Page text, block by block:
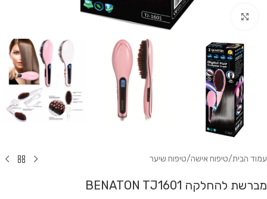
עמוד הבית/טיפוח אישה/טיפוח שיער
מברשת להחלקה BENATON TJ1601